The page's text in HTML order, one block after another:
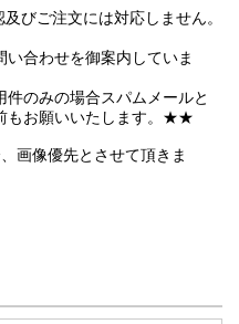
びご注文には対応しません。
わせを御案内していま
のみの場合スパムメールと
もお願いいたします。★★
画像優先とさせて頂きま